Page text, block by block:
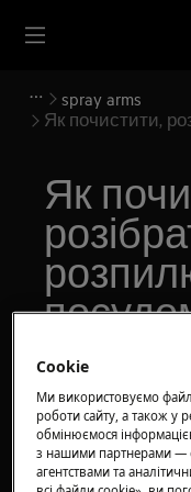
spray arms
Як почистити,
Як
машини
Рішення
Перед будь-
обслуговування
Cookie
Ми використовуємо
роботи сайту, а також у
обмінюємося
з нашими партнерами —
агентствами та